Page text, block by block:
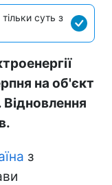
суть з
на об'єкт
з